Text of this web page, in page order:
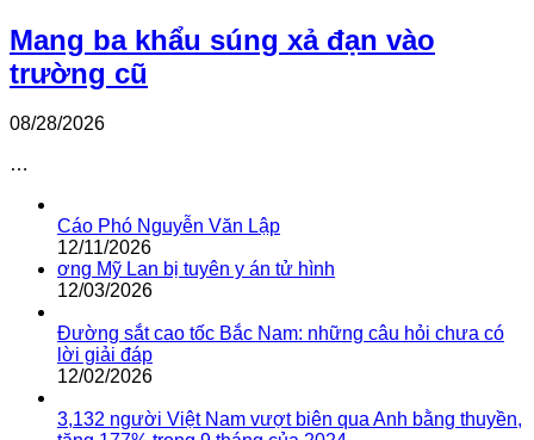
Mang ba khẩu súng xả đạn vào
trường cũ
08/28/2026
…
Cáo Phó Nguyễn Văn Lập
12/11/2026
ơng Mỹ Lan bị tuyên y án tử hình
12/03/2026
Đường sắt cao tốc Bắc Nam: những câu hỏi chưa có
lời giải đáp
12/02/2026
3,132 người Việt Nam vượt biên qua Anh bằng thuyền,